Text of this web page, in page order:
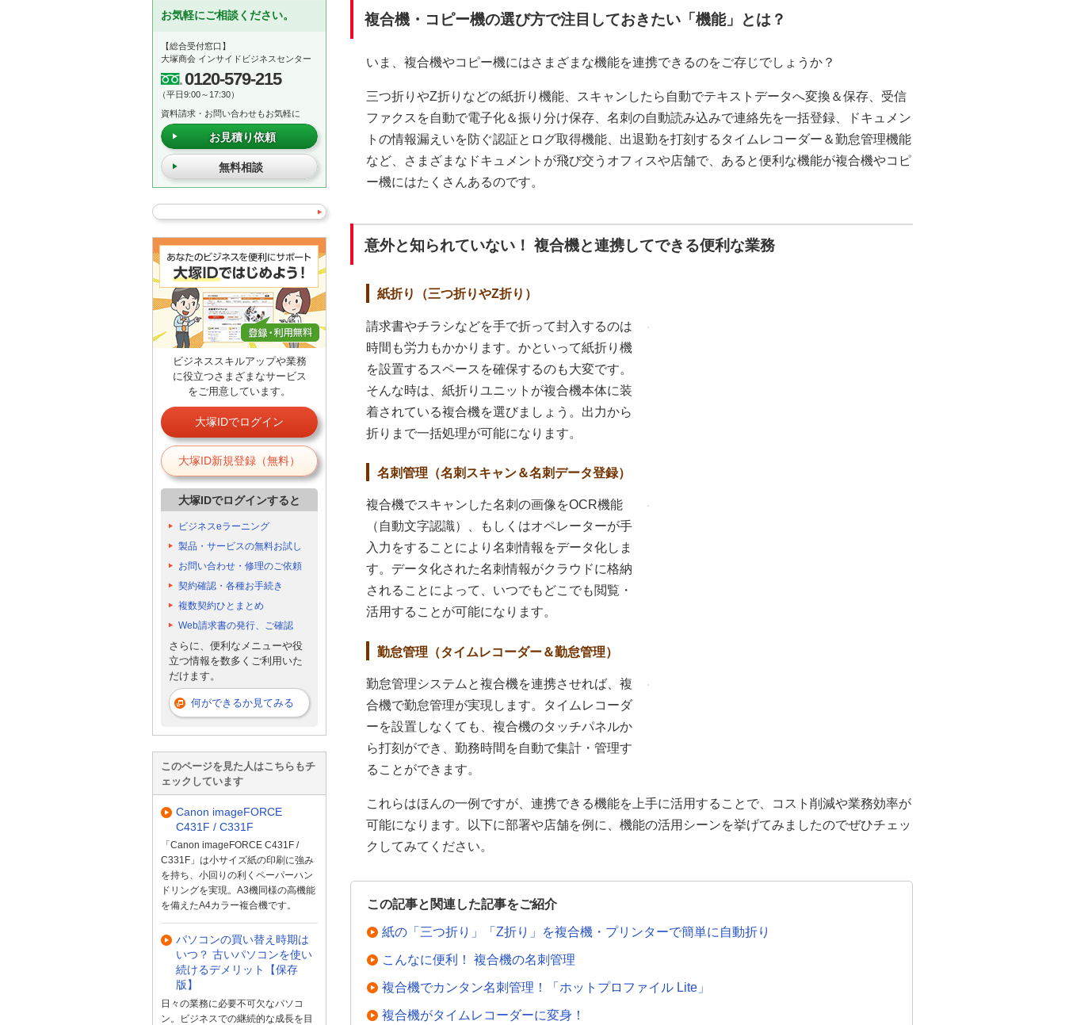
複合機・コピー機の選び方で注目しておきたい「機能」とは？
いま、複合機やコピー機にはさまざまな機能を連携できるのをご存じでしょうか？
三つ折りやZ折りなどの紙折り機能、スキャンしたら自動でテキストデータへ変換＆保存、受信
ファクスを自動で電子化＆振り分け保存、名刺の自動読み込みで連絡先を一括登録、ドキュメン
トの情報漏えいを防ぐ認証とログ取得機能、出退勤を打刻するタイムレコーダー＆勤怠管理機能
など、さまざまなドキュメントが飛び交うオフィスや店舗で、あると便利な機能が複合機やコピ
ー機にはたくさんあるのです。
意外と知られていない！ 複合機と連携してできる便利な業務
紙折り（三つ折りやZ折り）
請求書やチラシなどを手で折って封入するのは
時間も労力もかかります。かといって紙折り機
を設置するスペースを確保するのも大変です。
そんな時は、紙折りユニットが複合機本体に装
着されている複合機を選びましょう。出力から
折りまで一括処理が可能になります。
名刺管理（名刺スキャン＆名刺データ登録）
複合機でスキャンした名刺の画像をOCR機能
（自動文字認識）、もしくはオペレーターが手
入力をすることにより名刺情報をデータ化しま
す。データ化された名刺情報がクラウドに格納
されることによって、いつでもどこでも閲覧・
活用することが可能になります。
勤怠管理（タイムレコーダー＆勤怠管理）
勤怠管理システムと複合機を連携させれば、複
合機で勤怠管理が実現します。タイムレコーダ
ーを設置しなくても、複合機のタッチパネルか
ら打刻ができ、勤務時間を自動で集計・管理す
ることができます。
これらはほんの一例ですが、連携できる機能を上手に活用することで、コスト削減や業務効率が
可能になります。以下に部署や店舗を例に、機能の活用シーンを挙げてみましたのでぜひチェッ
クしてみてください。
この記事と関連した記事をご紹介
紙の「三つ折り」「Z折り」を複合機・プリンターで簡単に自動折り
こんなに便利！ 複合機の名刺管理
複合機でカンタン名刺管理！「ホットプロファイル Lite」
複合機がタイムレコーダーに変身！
お気軽にご相談ください。
【総合受付窓口】
大塚商会 インサイドビジネスセンター
0120-579-215
（平日9:00～17:30）
資料請求・お問い合わせもお気軽に
お見積り依頼
無料相談
ビジネススキルアップや業務
に役立つさまざまなサービス
をご用意しています。
大塚IDでログイン
大塚ID新規登録（無料）
大塚IDでログインすると
ビジネスeラーニング
製品・サービスの無料お試し
お問い合わせ・修理のご依頼
契約確認・各種お手続き
複数契約ひとまとめ
Web請求書の発行、ご確認
さらに、便利なメニューや役
立つ情報を数多くご利用いた
だけます。
何ができるか見てみる
このページを見た人はこちらもチ
ェックしています
Canon imageFORCE
C431F / C331F
「Canon imageFORCE C431F /
C331F」は小サイズ紙の印刷に強み
を持ち、小回りの利くペーパーハン
ドリングを実現。A3機同様の高機能
を備えたA4カラー複合機です。
パソコンの買い替え時期は
いつ？ 古いパソコンを使い
続けるデメリット【保存
版】
日々の業務に必要不可欠なパソコ
ン。ビジネスでの継続的な成長を目